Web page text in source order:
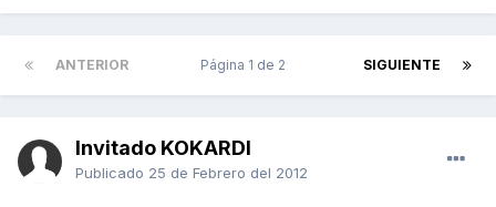
ANTERIOR SIGUIENTE
Página 1 de 2
Invitado KOKARDI
Publicado 25 de Febrero del 2012